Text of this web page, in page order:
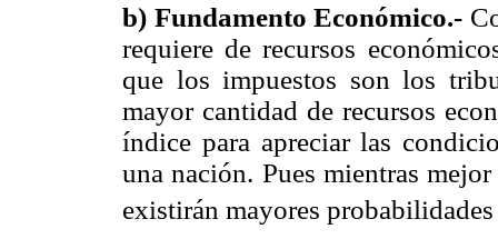
b) Fundamento Económico.-
requiere de recursos
que los impuestos son los
mayor cantidad de recursos
índice para apreciar las
una nación. Pues mientras
existirán mayores